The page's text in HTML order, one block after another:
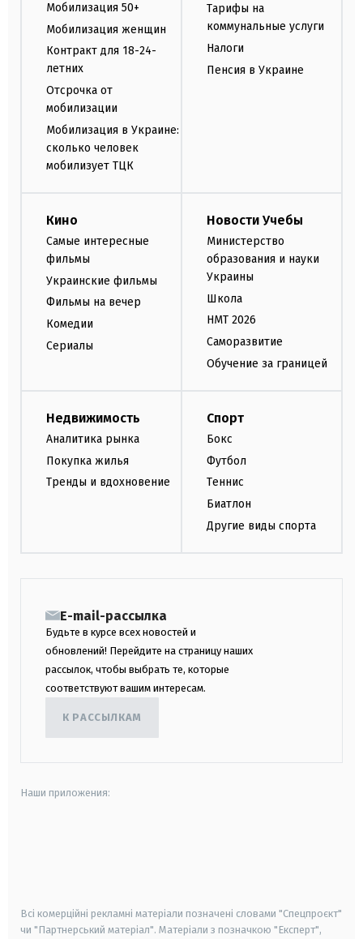
Мобилизация 50+
Мобилизация женщин
Контракт для 18-24-
летних
Отсрочка от
мобилизации
Мобилизация в Украине:
сколько человек
мобилизует ТЦК
Тарифы на
коммунальные услуги
Налоги
Пенсия в Украине
Кино
Самые интересные
фильмы
Украинские фильмы
Фильмы на вечер
Комедии
Сериалы
Новости Учебы
Министерство
образования и науки
Украины
Школа
НМТ 2026
Саморазвитие
Обучение за границей
Недвижимость
Аналитика рынка
Покупка жилья
Тренды и вдохновение
Спорт
Бокс
Футбол
Теннис
Биатлон
Другие виды спорта
E-mail-рассылка
Будьте в курсе всех новостей и
обновлений! Перейдите на страницу наших
рассылок, чтобы выбрать те, которые
соответствуют вашим интересам.
К РАССЫЛКАМ
Наши приложения:
Всі комерційні рекламні матеріали позначені словами "Спецпроєкт"
чи "Партнерський матеріал". Матеріали з позначкою "Експерт",